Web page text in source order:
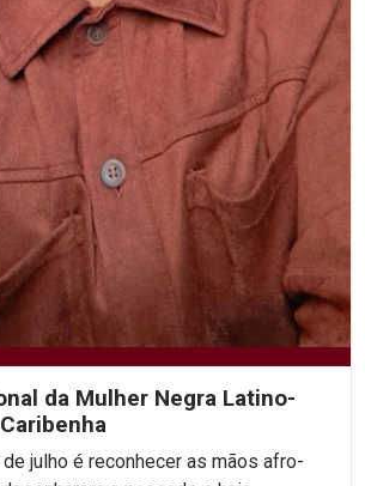
da Mulher Negra Latino-
julho é reconhecer as mãos afro-